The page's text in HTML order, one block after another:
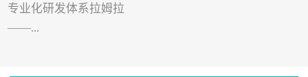
专业化研发体系拉姆拉
——...